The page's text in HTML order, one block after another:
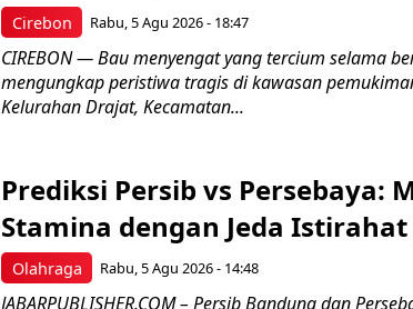
Cirebon Rabu, 5 Agu 2026 - 18:47
CIREBON — Bau menyengat yang tercium selama
mengungkap peristiwa tragis di kawasan
Kelurahan Drajat, Kecamatan...
Olahraga
Prediksi Persib vs Persebaya:
Stamina dengan Jeda
Rabu, 5 Agu 2026 - 14:48
JABARPUBLISHER.COM – Persib Bandung dan